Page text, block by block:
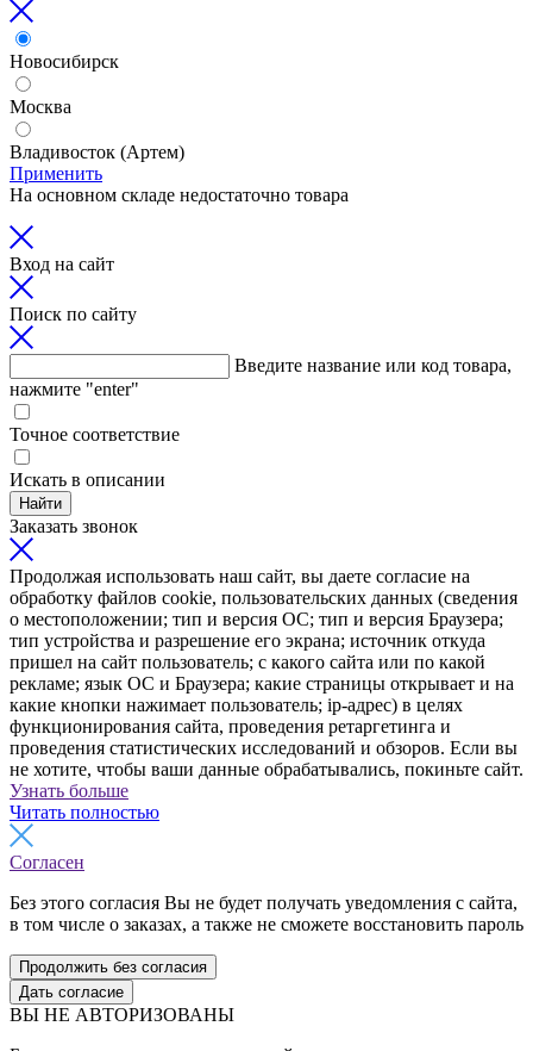
Новосибирск
Москва
Владивосток (Артем)
Применить
На основном складе недостаточно товара
Вход на сайт
Поиск по сайту
Введите название или код товара,
нажмите "enter"
Точное соответствие
Искать в описании
Найти
Заказать звонок
Продолжая использовать наш сайт, вы даете согласие на
обработку файлов cookie, пользовательских данных (сведения
о местоположении; тип и версия ОС; тип и версия Браузера;
тип устройства и разрешение его экрана; источник откуда
пришел на сайт пользователь; с какого сайта или по какой
рекламе; язык ОС и Браузера; какие страницы открывает и на
какие кнопки нажимает пользователь; ip-адрес) в целях
функционирования сайта, проведения ретаргетинга и
проведения статистических исследований и обзоров. Если вы
не хотите, чтобы ваши данные обрабатывались, покиньте сайт.
Узнать больше
Читать полностью
Согласен
Без этого согласия Вы не будет получать уведомления с сайта,
в том числе о заказах, а также не сможете восстановить пароль
Продолжить без согласия
Дать согласие
ВЫ НЕ АВТОРИЗОВАНЫ